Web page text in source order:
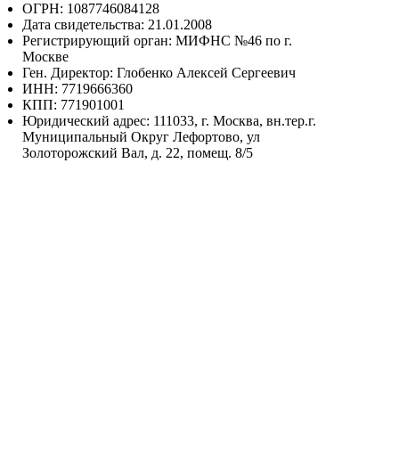
ОГРН: 1087746084128
Дата свидетельства: 21.01.2008
Регистрирующий орган: МИФНС №46 по г.
Москве
Ген. Директор: Глобенко Алексей Сергеевич
ИНН: 7719666360
КПП: 771901001
Юридический адрес: 111033, г. Москва, вн.тер.г.
Муниципальный Округ Лефортово, ул
Золоторожский Вал, д. 22, помещ. 8/5